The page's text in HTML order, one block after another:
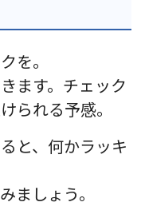
を。
ます。チェック
られる予感。
と、何かラッキ
ましょう。